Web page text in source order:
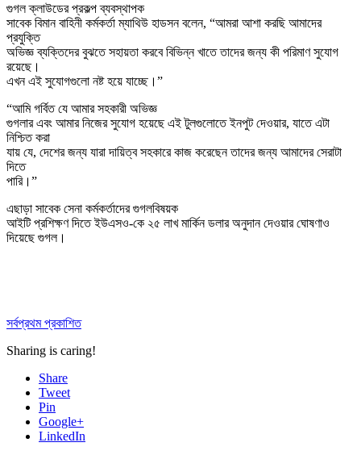
গুগল ক্লাউডের প্রকল্প ব্যবস্থাপক
সাবেক বিমান বাহিনী কর্মকর্তা ম্যাথিউ হাডসন বলেন, “আমরা আশা করছি আমাদের
প্রযুক্তি
অভিজ্ঞ ব্যক্তিদের বুঝতে সহায়তা করবে বিভিন্ন খাতে তাদের জন্য কী পরিমাণ সুযোগ
রয়েছে।
এখন এই সুযোগগুলো নষ্ট হয়ে যাচ্ছে।”
“আমি গর্বিত যে আমার সহকারী অভিজ্ঞ
গুগলার এবং আমার নিজের সুযোগ হয়েছে এই টুলগুলোতে ইনপুট দেওয়ার, যাতে এটা
নিশ্চিত করা
যায় যে, দেশের জন্য যারা দায়িত্ব সহকারে কাজ করেছেন তাদের জন্য আমাদের সেরাটা
দিতে
পারি।”
এছাড়া সাবেক সেনা কর্মকর্তাদের গুগলবিষয়ক
আইটি প্রশিক্ষণ দিতে ইউএসও-কে ২৫ লাখ মার্কিন ডলার অনুদান দেওয়ার ঘোষণাও
দিয়েছে গুগল।
সর্বপ্রথম প্রকাশিত
Sharing is caring!
Share
Tweet
Pin
Google+
LinkedIn